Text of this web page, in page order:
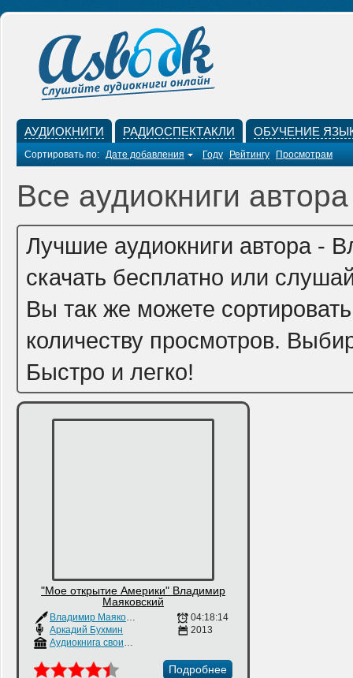
АУДИОКНИГИ РАДИОСПЕКТАКЛИ ОБУЧЕНИЕ
Сортировать по: Дате добавления Году Рейтингу Просмотрам
Все аудиокниги
Лучшие аудиокниги автора -
скачать бесплатно или
Вы так же можете
количеству просмотров.
Быстро и легко!
"Мое открытие Америки" Владимир
Маяковский
Владимир Маяковский
Аркадий Бухмин
Аудиокнига своими руками
04:18:14
2013
Подробнее